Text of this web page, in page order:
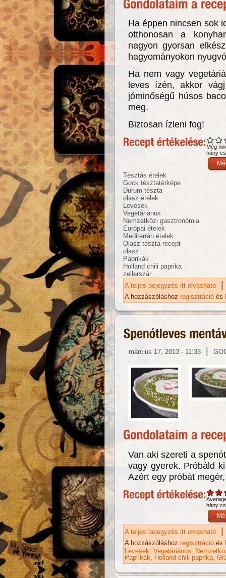
Ha éppen nincsen sok
otthonosan a
nagyon gyorsan
hagyományokon
Ha nem vagy
leves ízén, akkor
jóminőségű húsos
meg.
Biztosan ízleni fog!
Még
hány
Tésztás ételek
Gock tésztatérképe
Durum tészta
olasz ételek
Levesek
Vegetáriánus
Nemzetközi gasztronómia
Európai ételek
Mediterrán ételek
Olasz tészta recept
olasz
Paprikák
Holland chili paprika
zellerszár
A teljes bejegyzés itt olvasható
|
A hozzászóláshoz regisztráció és
március 17, 2013 - 11:33 |
Van aki szereti a
vagy gyerek. Próbáld
Azért egy próbát
hány
A teljes bejegyzés itt olvasható |
A hozzászóláshoz regisztráció és
Levesek Vegetáriánus
Paprikák
Holland chili paprika